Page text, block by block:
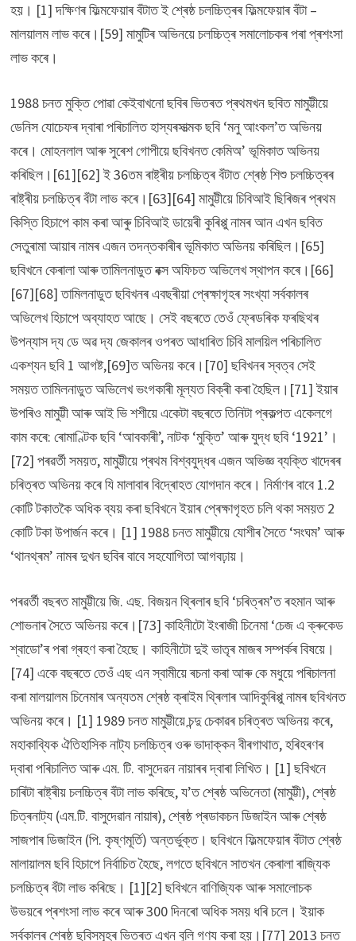
হয়। [1] দক্ষিণৰ ফিল্মফেয়াৰ বঁটাত ই শ্ৰেষ্ঠ চলচ্চিত্ৰৰ ফিল্মফেয়াৰ বঁটা –
মালয়ালম লাভ কৰে।[59] মামুটিৰ অভিনয়ে চলচ্চিত্ৰ সমালোচকৰ পৰা প্ৰশংসা
লাভ কৰে।
1988 চনত মুক্তি পোৱা কেইবাখনো ছবিৰ ভিতৰত প্ৰথমখন ছবিত মামুট্টীয়ে
ডেনিস যোচেফৰ দ্বাৰা পৰিচালিত হাস্যৰসাত্মক ছবি ‘মনু আংকল’ত অভিনয়
কৰে। মোহনলাল আৰু সুৰেশ গোপীয়ে ছবিখনত কেমিঅ’ ভূমিকাত অভিনয়
কৰিছিল।[61][62] ই 36তম ৰাষ্ট্ৰীয় চলচ্চিত্ৰ বঁটাত শ্ৰেষ্ঠ শিশু চলচ্চিত্ৰৰ
ৰাষ্ট্ৰীয় চলচ্চিত্ৰ বঁটা লাভ কৰে।[63][64] মামুট্টীয়ে চিবিআই ছিৰিজৰ প্ৰথম
কিস্তি হিচাপে কাম কৰা আৰুু চিবিআই ডায়েৰী কুৰিপ্পু নামৰ আন এখন ছবিত
সেতুৰামা আয়াৰ নামৰ এজন তদন্তকাৰীৰ ভূমিকাত অভিনয় কৰিছিল।[65]
ছবিখনে কেৰালা আৰু তামিলনাডুত বক্স অফিচত অভিলেখ স্থাপন কৰে।[66]
[67][68] তামিলনাডুত ছবিখনৰ এবছৰীয়া প্ৰেক্ষাগৃহৰ সংখ্যা সৰ্বকালৰ
অভিলেখ হিচাপে অব্যাহত আছে। সেই বছৰতে তেওঁ ফ্ৰেডৰিক ফৰছিথৰ
উপন্যাস দ্য ডে অৱ দ্য জেকালৰ ওপৰত আধাৰিত চিবি মালয়িল পৰিচালিত
একশ্যন ছবি 1 আগষ্ট,[69]ত অভিনয় কৰে।[70] ছবিখনৰ স্বত্ব সেই
সময়ত তামিলনাডুত অভিলেখ ভংগকাৰী মূল্যত বিক্ৰী কৰা হৈছিল।[71] ইয়াৰ
উপৰিও মামুট্টী আৰু আই ভি শশীয়ে একেটা বছৰতে তিনিটা প্ৰকল্পত একেলগে
কাম কৰে: ৰোমাণ্টিক ছবি ‘আবকাৰী’, নাটক ‘মুক্তি’ আৰু যুদ্ধ ছবি ‘1921’।
[72] পৰৱৰ্তী সময়ত, মামুট্টীয়ে প্ৰথম বিশ্বযুদ্ধৰ এজন অভিজ্ঞ ব্যক্তি খাদেৰৰ
চৰিত্ৰত অভিনয় কৰে যি মালাবাৰ বিদ্ৰোহত যোগদান কৰে। নিৰ্মাণৰ বাবে 1.2
কোটি টকাতকৈ অধিক ব্যয় কৰা ছবিখনে ইয়াৰ প্ৰেক্ষাগৃহত চলি থকা সময়ত 2
কোটি টকা উপাৰ্জন কৰে। [1] 1988 চনত মামুট্টীয়ে যোশীৰ সৈতে ‘সংঘম’ আৰু
‘থানথ্ৰম’ নামৰ দুখন ছবিৰ বাবে সহযোগিতা আগবঢ়ায়।
পৰৱৰ্তী বছৰত মামুট্টীয়ে জি. এছ. বিজয়ন থ্ৰিলাৰ ছবি ‘চৰিত্ৰম’ত ৰহমান আৰু
শোভনাৰ সৈতে অভিনয় কৰে।[73] কাহিনীটো ইংৰাজী চিনেমা ‘চেজ এ ক্ৰুকেড
শ্বাডো’ৰ পৰা গ্ৰহণ কৰা হৈছে। কাহিনীটো দুই ভাতৃৰ মাজৰ সম্পৰ্কৰ বিষয়ে।
[74] একে বছৰতে তেওঁ এছ এন স্বামীয়ে ৰচনা কৰা আৰু কে মধুয়ে পৰিচালনা
কৰা মালয়ালম চিনেমাৰ অন্যতম শ্ৰেষ্ঠ ক্ৰাইম থ্ৰিলাৰ আদিকুৰিপ্পু নামৰ ছবিখনত
অভিনয় কৰে। [1] 1989 চনত মামুট্টীয়ে চন্দু চেকাৱৰ চৰিত্ৰত অভিনয় কৰে,
মহাকাব্যিক ঐতিহাসিক নাট্য চলচ্চিত্ৰ ওৰু ভাদাক্কন বীৰগাথাত, হৰিহৰণৰ
দ্বাৰা পৰিচালিত আৰু এম. টি. বাসুদেৱন নায়াৰৰ দ্বাৰা লিখিত। [1] ছবিখনে
চাৰিটা ৰাষ্ট্ৰীয় চলচ্চিত্ৰ বঁটা লাভ কৰিছে, য’ত শ্ৰেষ্ঠ অভিনেতা (মামুট্টী), শ্ৰেষ্ঠ
চিত্ৰনাট্য (এম.টি. বাসুদেৱান নায়াৰ), শ্ৰেষ্ঠ প্ৰডাকচন ডিজাইন আৰু শ্ৰেষ্ঠ
সাজপাৰ ডিজাইন (পি. কৃষ্ণমূৰ্তি) অন্তৰ্ভুক্ত। ছবিখনে ফিল্মফেয়াৰ বঁটাত শ্ৰেষ্ঠ
মালায়ালম ছবি হিচাপে নিৰ্বাচিত হৈছে, লগতে ছবিখনে সাতখন কেৰালা ৰাজ্যিক
চলচ্চিত্ৰ বঁটা লাভ কৰিছে। [1][2] ছবিখনে বাণিজ্যিক আৰু সমালোচক
উভয়ৰে প্ৰশংসা লাভ কৰে আৰু 300 দিনৰো অধিক সময় ধৰি চলে। ইয়াক
সৰ্বকালৰ শ্ৰেষ্ঠ ছবিসমূহৰ ভিতৰত এখন বুলি গণ্য কৰা হয়।[77] 2013 চনত